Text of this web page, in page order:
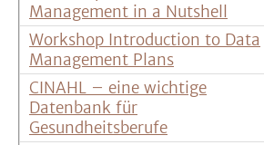
Management in a Nutshell
Workshop Introduction to Data
Management Plans
CINAHL – eine wichtige
Datenbank für
Gesundheitsberufe